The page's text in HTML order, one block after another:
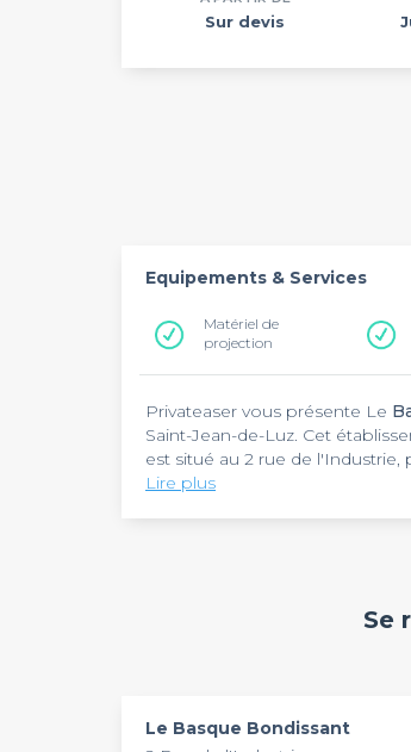
Sur devis
Equipements & Services
Matériel de
projection
Privateaser vous présente Le
Saint-Jean-de-Luz. Cet
est situé au 2 rue de l'Industrie,
d'organiser une activité de
évènement professionnel est
Lire plus
Se
Le Basque Bondissant